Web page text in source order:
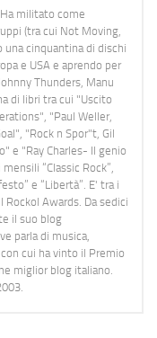
militato come
(tra cui Not Moving,
una cinquantina di dischi
e USA e aprendo per
Thunders, Manu
di libri tra cui "Uscito
"Paul Weller,
"Rock n Spor"t, Gil
e "Ray Charles- Il genio
“Classic Rock”,
e “Libertà”. E' tra i
Awards. Da sedici
il suo blog
parla di musica,
cui ha vinto il Premio
miglior blog italiano.